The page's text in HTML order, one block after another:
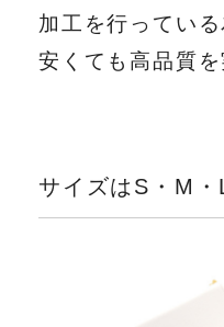
加工を行ってい
安くても高品質を
サイズはS・M